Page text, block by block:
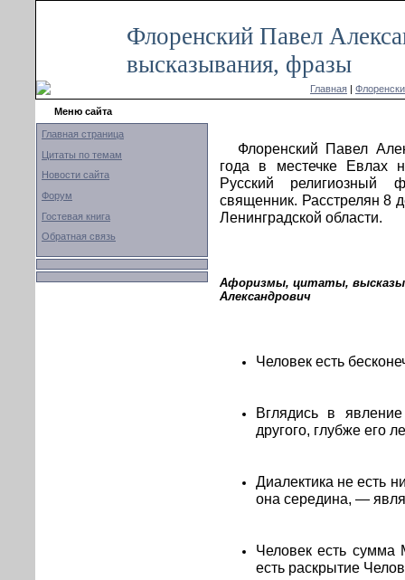
Флоренский Павел
высказывания, фразы
Главная |
Меню сайта
Главная страница
Цитаты по темам
Новости сайта
Форум
Гостевая книга
Обратная связь
Флоренский Павел
года в местечке Евлах
Русский религиозный
священник. Расстрелян 8
Ленинградской области.
Афоризмы, цитаты,
Александрович
Человек есть
Вглядись в
другого, глубже его
Диалектика не есть
она середина, —
Человек есть сумма
есть раскрытие